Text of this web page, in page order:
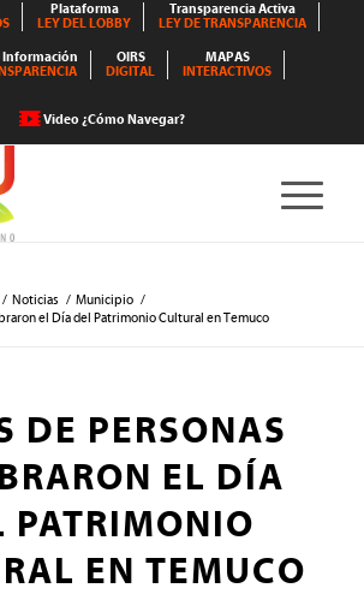
Plataforma
LEY DEL LOBBY
Transparencia Activa
LEY DE TRANSPARENCIA
Información
OIRS
DIGITAL
MAPAS
INTERACTIVOS
Video ¿Cómo Navegar?
/ Noticias / Municipio /
el Día del Patrimonio Cultural en Temuco
DE PERSONAS
EL DÍA
PATRIMONIO
EN TEMUCO